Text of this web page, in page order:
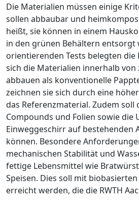
Die Materialien müssen einige
sollen abbaubar und
heißt, sie können in einem
in den grünen Behältern entsorgt
orientierenden Tests belegten die
sich die Materialien innerhalb von
abbauen als konventionelle
zeichnen sie sich durch eine
das Referenzmaterial. Zudem
Compounds und Folien sowie die
Einweggeschirr auf bestehenden
können. Besondere
mechanischen Stabilität und
fettige Lebensmittel wie
Speisen. Dies soll mit
erreicht werden, die die RWTH